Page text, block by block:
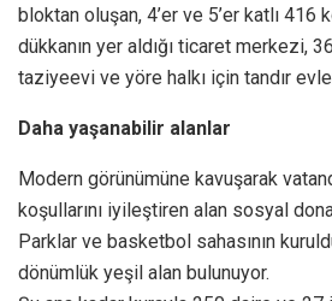
bloktan oluşan, 4’er ve 5’er katlı 416
dükkanın yer aldığı ticaret merkezi,
taziyeevi ve yöre halkı için tandır
Daha yaşanabilir alanlar
Modern görünümüne kavuşarak
koşullarını iyileştiren alan sosyal
Parklar ve basketbol sahasının
dönümlük yeşil alan bulunuyor.